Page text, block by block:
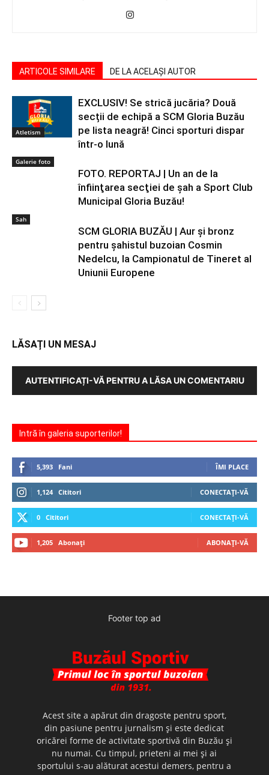
ARTICOLE SIMILARE DE LA ACELAȘI AUTOR
Atletism
EXCLUSIV! Se strică jucăria? Două
secții de echipă a SCM Gloria Buzău
pe lista neagră! Cinci sporturi dispar
într-o lună
Galerie foto
FOTO. REPORTAJ | Un an de la
înfiinţarea secţiei de şah a Sport Club
Municipal Gloria Buzău!
Sah
SCM GLORIA BUZĂU | Aur şi bronz
pentru şahistul buzoian Cosmin
Nedelcu, la Campionatul de Tineret al
Uniunii Europene
LĂSAȚI UN MESAJ
AUTENTIFICAȚI-VĂ PENTRU A LĂSA UN COMENTARIU
Intră în galeria suporterilor!
5,393 Fani ÎMI PLACE
1,124 Cititori CONECTAȚI-VĂ
0 Cititori CONECTAȚI-VĂ
1,205 Abonați ABONAȚI-VĂ
Footer top ad
Acest site a apărut din dragoste pentru sport,
din pasiune pentru jurnalism şi este dedicat
oricărei forme de activitate sportivă din Buzău şi
nu numai. Cu timpul, prieteni ai mei şi ai
sportului s-au alăturat acestui demers, pentru a